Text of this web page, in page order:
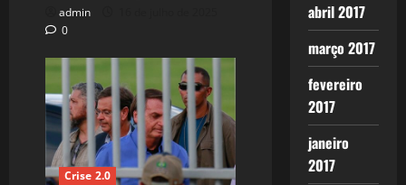
admin
0
Crise 2.0
abril 2017
março 2017
fevereiro
2017
janeiro
2017